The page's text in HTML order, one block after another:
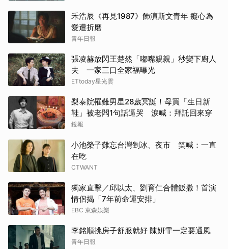
禾浩辰《再見1987》飾演斯文青年 癡心為
愛遭折磨
青年日報
張凌赫放閃王楚然「嘟嘴親親」秒變下廚人
夫 一家三口全家福曝光
ETtoday星光雲
梨泰院罹難男星28歲冥誕！母買「生日新
鞋」被老闆1句話逼哭 淚喊：拜託回來穿
鏡報
小池榮子難忘台灣剉冰、夜市 笑喊：一直
在吃
CTWANT
獨家直擊／邱以太、劉育仁合體飯撒！首演
情侶揭「7年前命運安排」
EBC 東森娛樂
李銘順挑房子舒服就好 陳姸霏一定要通風
青年日報